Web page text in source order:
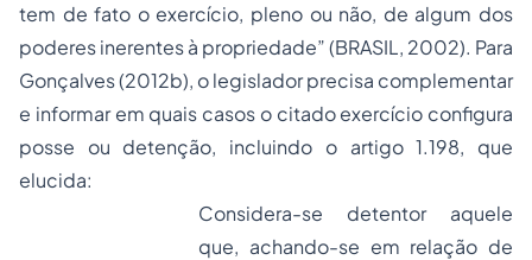
tem de fato o exercício, pleno ou não, de algum dos
poderes inerentes à propriedade” (BRASIL, 2002). Para
Gonçalves (2012b), o legislador precisa complementar
e informar em quais casos o citado exercício configura
posse ou detenção, incluindo o artigo 1.198, que
elucida:
Considera-se detentor aquele
que, achando-se em relação de